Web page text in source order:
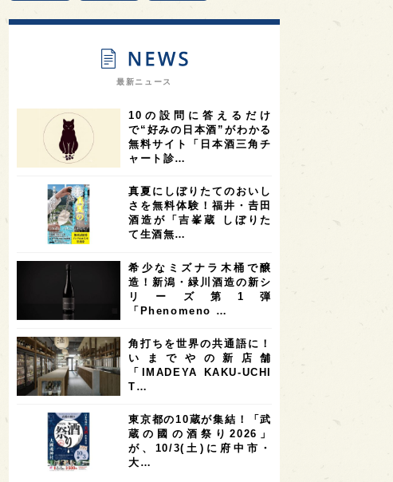
愛知県 14 宮城県 14 岐阜県 13
オピニオンリーダーの視点 9
奈良県 滋賀県 7 和歌山県 6
富山県 6 フランス 6 高知県 5 島根県 5
4 アメリカ 4 神奈川県 4
4 三重県 大阪府 3
オーストラリア 台湾 2 アジア 2
SAKEの時代を生きる 静岡県 1 長崎県
全蔵めぐり 1 シンガポール 1 カナダ 1
群馬県 1 熊本県 徳島県
イギリス 1 ノルウェー 1 新宿区 1
歌舞伎町 1 1 鳥取県 1
saketimes_image_4
最新ニュース
10の設問に答えるだけ
で“好みの日本酒”がわかる
無料サイト「日本酒三角チ
ャート診…
真夏にしぼりたてのおいし
さを無料体験！福井・𠮷田
酒造が「吉峯蔵 しぼりた
て生酒無…
希少なミズナラ木桶で醸
造！新潟・緑川酒造の新シ
リーズ第1弾
「Phenomeno …
角打ちを世界の共通語に！
いまでやの新店舗
「IMADEYA KAKU-UCHI
T…
東京都の10蔵が集結！「武
蔵の國の酒祭り2026」
が、10/3(土)に府中市・
大…